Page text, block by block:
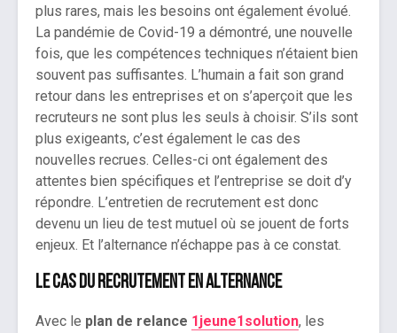
plus rares, mais les besoins ont également évolué.
La pandémie de Covid-19 a démontré, une nouvelle
fois, que les compétences techniques n’étaient bien
souvent pas suffisantes. L’humain a fait son grand
retour dans les entreprises et on s’aperçoit que les
recruteurs ne sont plus les seuls à choisir. S’ils sont
plus exigeants, c’est également le cas des
nouvelles recrues. Celles-ci ont également des
attentes bien spécifiques et l’entreprise se doit d’y
répondre. L’entretien de recrutement est donc
devenu un lieu de test mutuel où se jouent de forts
enjeux. Et l’alternance n’échappe pas à ce constat.
Le cas du recrutement en alternance
Avec le plan de relance 1jeune1solution, les